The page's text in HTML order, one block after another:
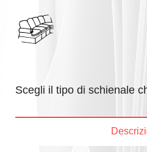
Scegli il tipo di schienale